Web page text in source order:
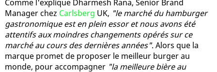
Comme l'explique Dharmesh Rana, Senior Brand
Manager chez Carlsberg UK, "le marché du hamburger
gastronomique est en plein essor et nous avons été
attentifs aux moindres changements opérés sur ce
marché au cours des dernières années". Alors que la
marque promet de proposer le meilleur burger au
monde, pour accompagner "la meilleure bière au